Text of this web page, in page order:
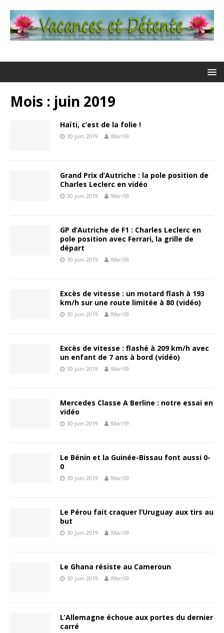
Mois : juin 2019
Haïti, c’est de la folie !
30 juin 2019 Mari59
Grand Prix d’Autriche : la pole position de
Charles Leclerc en vidéo
30 juin 2019 Mari59
GP d’Autriche de F1 : Charles Leclerc en
pole position avec Ferrari, la grille de
départ
30 juin 2019 Mari59
Excès de vitesse : un motard flash à 193
km/h sur une route limitée à 80 (vidéo)
30 juin 2019 Mari59
Excès de vitesse : flashé à 209 km/h avec
un enfant de 7 ans à bord (vidéo)
30 juin 2019 Mari59
Mercedes Classe A Berline : notre essai en
vidéo
30 juin 2019 Mari59
Le Bénin et la Guinée-Bissau font aussi 0-
0
30 juin 2019 Mari59
Le Pérou fait craquer l’Uruguay aux tirs au
but
30 juin 2019 Mari59
Le Ghana résiste au Cameroun
30 juin 2019 Mari59
L’Allemagne échoue aux portes du dernier
carré